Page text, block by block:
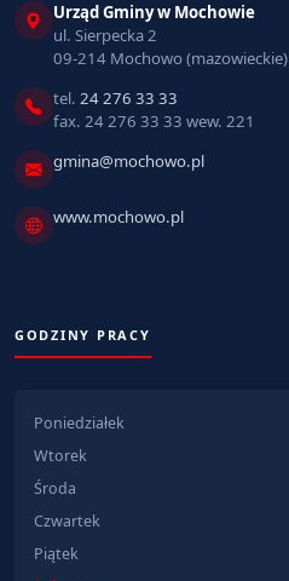
Urząd Gminy w Mochowie
ul. Sierpecka 2
09-214 Mochowo (mazowieckie)
tel. 24 276 33 33
fax. 24 276 33 33 wew. 221
gmina@mochowo.pl
www.mochowo.pl
GODZINY PRACY
Poniedziałek
Wtorek
Środa
Czwartek
Piątek